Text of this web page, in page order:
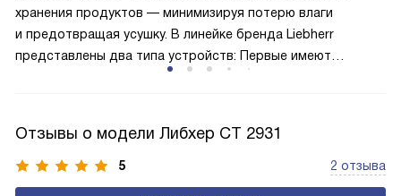
меньше электроэнергии.
хранения продуктов — минимизируя потерю влаги
и предотвращая усушку. В линейке бренда Liebherr
представлены два типа устройств: Первые имеют
с панелью, выполняющей функцию «сухой стенки». Такие
устройства обеспечивают более комфортную
эксплуатацию и чаще всего оснащены нулевой зоной
Отзывы о модели Либхер CT 2931
5 2 отзыва